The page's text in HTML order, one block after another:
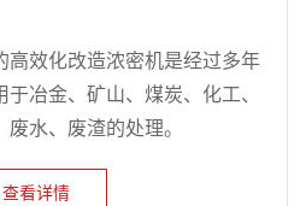
高效化改造浓密机是经过多年
冶金、矿山、煤炭、化工、
水、废渣的处理。
查看详情